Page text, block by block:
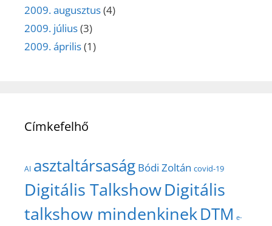
2009. augusztus(4)
2009. július(3)
2009. április(1)
Címkefelhő
AI asztaltársaság Bódi Zoltán covid-19
Digitális TalkshowDigitális
talkshow mindenkinekDTM e-